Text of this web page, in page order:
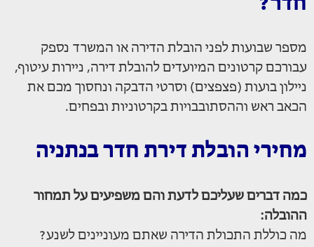
מספר שבועות לפני הובלת הדירה או המשרד נספק
עבורכם קרטונים המיועדים להובלת דירה, ניירות עיטוף,
ניילון בועות (פצפצים) וסרטי הדבקה ונחסוך מכם את
הכאב ראש וההסתובבויות בקרטוניות ובפחים.
מחירי הובלת דירת חדר בנתניה
כמה דברים שעליכם לדעת והם משפיעים על תמחור
ההובלה:
מה כוללת התכולת הדירה שאתם מעוניינים לשנע?